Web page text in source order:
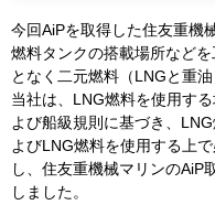
今回AiPを取得した住友重機
燃料タンクの搭載場所など
となく二元燃料（LNGと重
当社は、 LNG燃料を使用す
よび船級規則に基づき、 LNG
よびLNG燃料を使用する上
し、住友重機械マリンのAiP
しました。